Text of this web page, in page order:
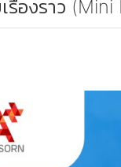
องราว (Mini